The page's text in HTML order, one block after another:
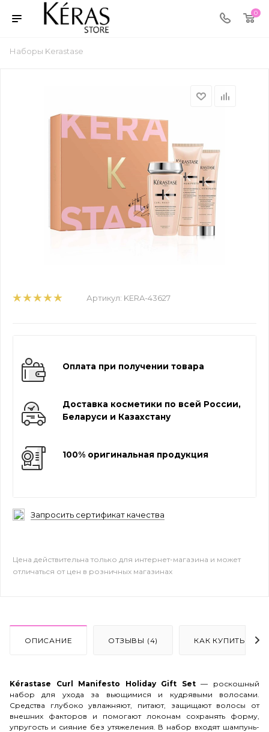
0
Наборы Kerastase
Артикул: KERA-43627
Оплата при получении товара
Доставка косметики по всей России,
Беларуси и Казахстану
100% оригинальная продукция
Запросить сертификат качества
Цена действительна только для интернет-магазина и может
отличаться от цен в розничных магазинах
ОПИСАНИЕ ОТЗЫВЫ (4) КАК КУПИТЬ
Kérastase Curl Manifesto Holiday Gift Set— роскошный
набор для ухода за вьющимися и кудрявыми волосами.
Средства глубоко увлажняют, питают, защищают волосы от
внешних факторов и помогают локонам сохранять форму,
упругость и сияние без утяжеления. В набор входят шампунь-